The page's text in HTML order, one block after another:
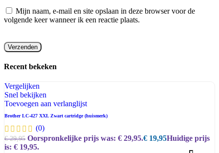
Mijn naam, e-mail en site opslaan in deze browser voor de
volgende keer wanneer ik een reactie plaats.
Recent bekeken​
Vergelijken
Snel bekijken
Toevoegen aan verlanglijst
Brother LC-427 XXL Zwart cartridge (huismerk)
(0)
€29,95 Oorspronkelijke prijs was: € 29,95.€ 19,95Huidige prijs
is: € 19,95.